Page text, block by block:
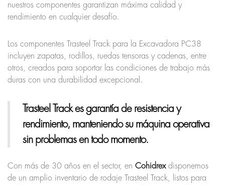
nuestros componentes garantizan máxima calidad y
rendimiento en cualquier desafío.
Los componentes Trasteel Track para la Excavadora PC38
incluyen zapatas, rodillos, ruedas tensoras y cadenas, entre
otros, creados para soportar las condiciones de trabajo más
duras con una durabilidad excepcional.
Trasteel Trackes garantía de resistencia y
rendimiento, manteniendo su máquina operativa
sin problemas en todo momento.
Con más de 30 años en el sector, en Cohidrexdisponemos
de un amplio inventario de rodaje Trasteel Track, listos para